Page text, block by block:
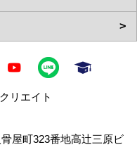
リエイト
屋町323番地高辻三原ビ